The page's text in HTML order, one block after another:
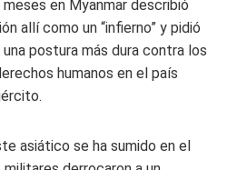
en Myanmar describió
allí como un “infierno” y pidió
postura más dura contra los
humanos en el país
asiático se ha sumido en el